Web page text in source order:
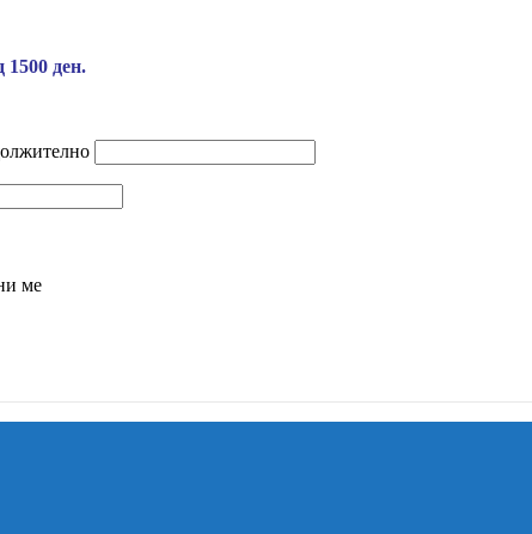
1500 ден.
ме